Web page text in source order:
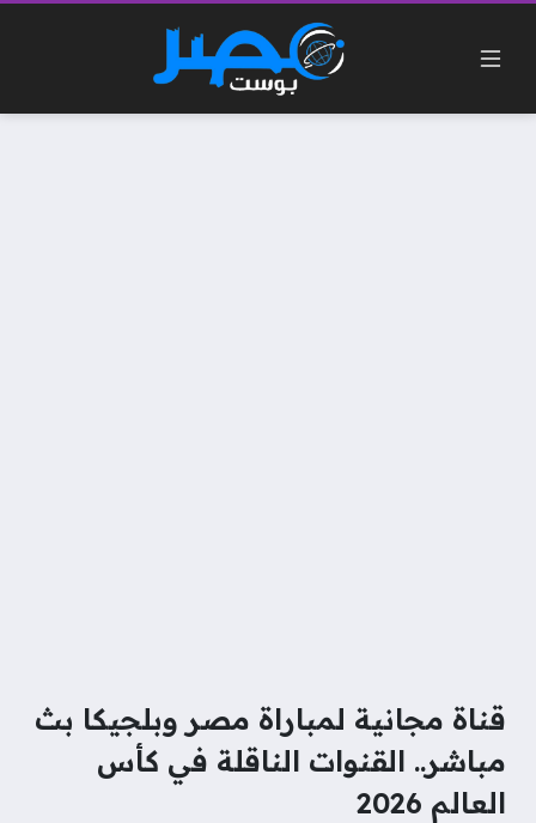
قناة مجانية لمباراة مصر وبلجيكا بث
مباشر.. القنوات الناقلة في كأس
العالم 2026